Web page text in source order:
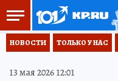
НОВОСТИ ТОЛЬКО У НАС
13 мая 2026 12:01